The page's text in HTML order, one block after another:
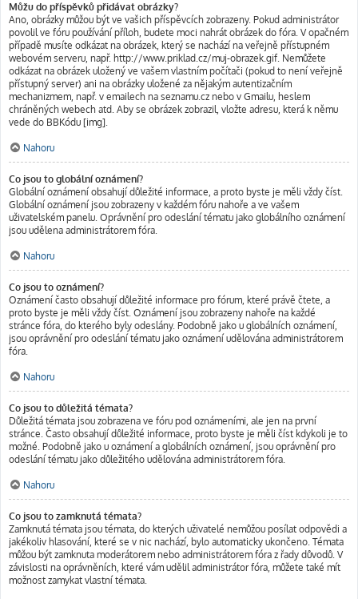
Můžu do příspěvků přidávat obrázky?
Ano, obrázky můžou být ve vašich příspěvcích zobrazeny. Pokud administrátor
povolil ve fóru používání příloh, budete moci nahrát obrázek do fóra. V opačném
případě musíte odkázat na obrázek, který se nachází na veřejně přístupném
webovém serveru, např. http://www.priklad.cz/muj-obrazek.gif. Nemůžete
odkázat na obrázek uložený ve vašem vlastním počítači (pokud to není veřejně
přístupný server) ani na obrázky uložené za nějakým autentizačním
mechanizmem, např. v emailech na seznamu.cz nebo v Gmailu, heslem
chráněných webech atd. Aby se obrázek zobrazil, vložte adresu, která k němu
vede do BBKódu [img].
Nahoru
Co jsou to globální oznámení?
Globální oznámení obsahují důležité informace, a proto byste je měli vždy číst.
Globální oznámení jsou zobrazeny v každém fóru nahoře a ve vašem
uživatelském panelu. Oprávnění pro odeslání tématu jako globálního oznámení
jsou udělena administrátorem fóra.
Nahoru
Co jsou to oznámení?
Oznámení často obsahují důležité informace pro fórum, které právě čtete, a
proto byste je měli vždy číst. Oznámení jsou zobrazeny nahoře na každé
stránce fóra, do kterého byly odeslány. Podobně jako u globálních oznámení,
jsou oprávnění pro odeslání tématu jako oznámení udělována administrátorem
fóra.
Nahoru
Co jsou to důležitá témata?
Důležitá témata jsou zobrazena ve fóru pod oznámeními, ale jen na první
stránce. Často obsahují důležité informace, proto byste je měli číst kdykoli je to
možné. Podobně jako u oznámení a globálních oznámení, jsou oprávnění pro
odeslání tématu jako důležitého udělována administrátorem fóra.
Nahoru
Co jsou to zamknutá témata?
Zamknutá témata jsou témata, do kterých uživatelé nemůžou posílat odpovědi a
jakékoliv hlasování, které se v nic nachází, bylo automaticky ukončeno. Témata
můžou být zamknuta moderátorem nebo administrátorem fóra z řady důvodů. V
závislosti na oprávněních, které vám udělil administrátor fóra, můžete také mít
možnost zamykat vlastní témata.